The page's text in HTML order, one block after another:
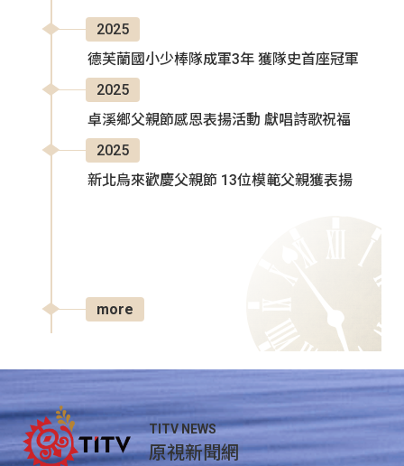
2025
德芙蘭國小少棒隊成軍3年 獲隊史首座冠軍
2025
卓溪鄉父親節感恩表揚活動 獻唱詩歌祝福
2025
新北烏來歡慶父親節 13位模範父親獲表揚
more
TITV NEWS
原視新聞網